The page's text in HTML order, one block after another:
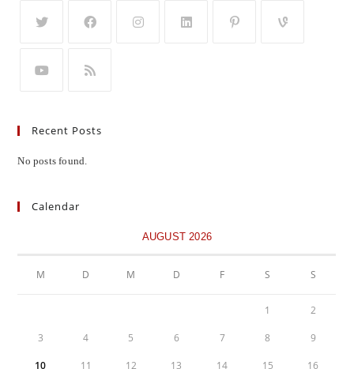
Recent Posts
No posts found.
Calendar
AUGUST 2026
M D M D F S S
1 2
3 4 5 6 7 8 9
10 11 12 13 14 15 16